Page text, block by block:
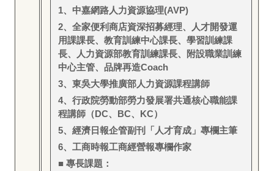
1、中嘉網路人力資源協理(AVP)
2、全家便利商店資深招募經理、人才開發運
用課課長、教育訓練中心課長、學習訓練課
長、人力資源部教育訓練課長、附設職業訓練
中心主管、品牌再造Coach
3、東吳大學推廣部人力資源課程講師
4、行政院勞動部勞力發展署共通核心職能課
程講師（DC、BC、KC）
5、經濟日報企管副刊「人才育成」專欄主筆
6、工商時報工商經營報專欄作家
■ 專長課題：